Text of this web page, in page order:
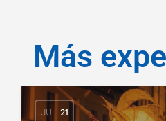
Más
JUL 21